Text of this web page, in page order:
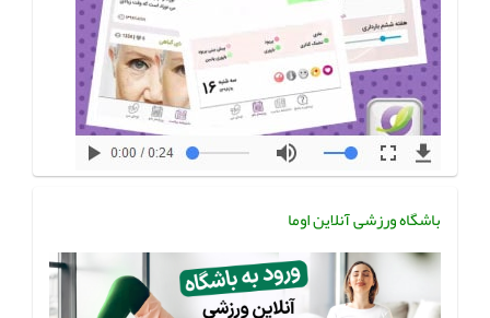
باشگاه ورزشی آنلاین اوما